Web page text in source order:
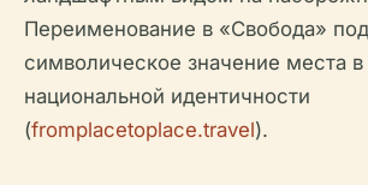
Переименование в «Свобода»
символическое значение места
национальной идентичности
(fromplacetoplace.travel).